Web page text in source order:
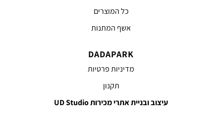
כל המוצרים
אשף המתנות
DADAPARK
מדיניות פרטיות
תקנון
עיצוב ובניית אתרי מכירות UD Studio